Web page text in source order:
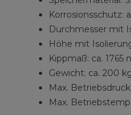
Korrosionsschutz:
Durchmesser mit
Höhe mit
Kippmaß: ca. 1765
Gewicht: ca. 200
Max.
Max.